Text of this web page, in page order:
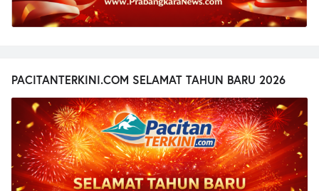
PACITANTERKINI.COM SELAMAT TAHUN BARU 2026